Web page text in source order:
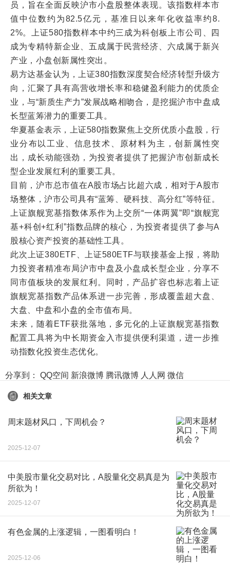
员，旨在全面反映沪市小盘股整体表现。该指数样本市
值中位数约为82.5亿元，基准日以来年化收益率约8.
2%。上证580指数样本中约三成为科创板上市公司、四
成为专精特新企业、五成属于民营经济、六成属于新兴
产业，小盘创新属性突出。
易方达基金认为，上证380指数深度契合经济转型升级方
向，汇聚了具有高营收增长率和稳健盈利能力的优质企
业，与“新质生产力”发展战略相吻合，是挖掘沪市中盘成
长型蓝筹潜力的重要工具。
华夏基金表示，上证580指数聚焦上交所优质小盘股，行
业分布以工业、信息技术、原材料为主，创新属性突
出，成长动能强劲，为投资者提供了把握沪市创新成长
型企业发展红利的重要工具。
目前，沪市总市值在A股市场占比超六成，相对于A股市
场整体，沪市公司具有“蓝筹、硬科技、高分红”等特征。
上证旗舰宽基指数体系作为上交所“一体两翼”即“旗舰宽
基+科创+红利”指数品牌的核心，为投资者提供了参与A
股核心资产投资的基础性工具。
此次上证380ETF、上证580ETF与联接基金上报，将助
力投资者精准布局沪市中盘及小盘成长型企业，分享不
同市值板块的发展红利。同时，产品扩容也标志着上证
旗舰宽基指数产品体系进一步完善，形成覆盖超大盘、
大盘、中盘和小盘的全市值布局。
未来，随着ETF获批落地，多元化的上证旗舰宽基指数
配置工具将为中长期资金入市提供便利渠道，进一步推
动指数化投资生态优化。
分享到： QQ空间 新浪微博 腾讯微博 人人网 微信
相关文章
周末题材风口，下周机会？
2025-12-07
中美股市量化交易对比，A股量化交易真是为
所欲为！
2025-12-07
有色金属的上涨逻辑，一图看明白！
2025-12-06